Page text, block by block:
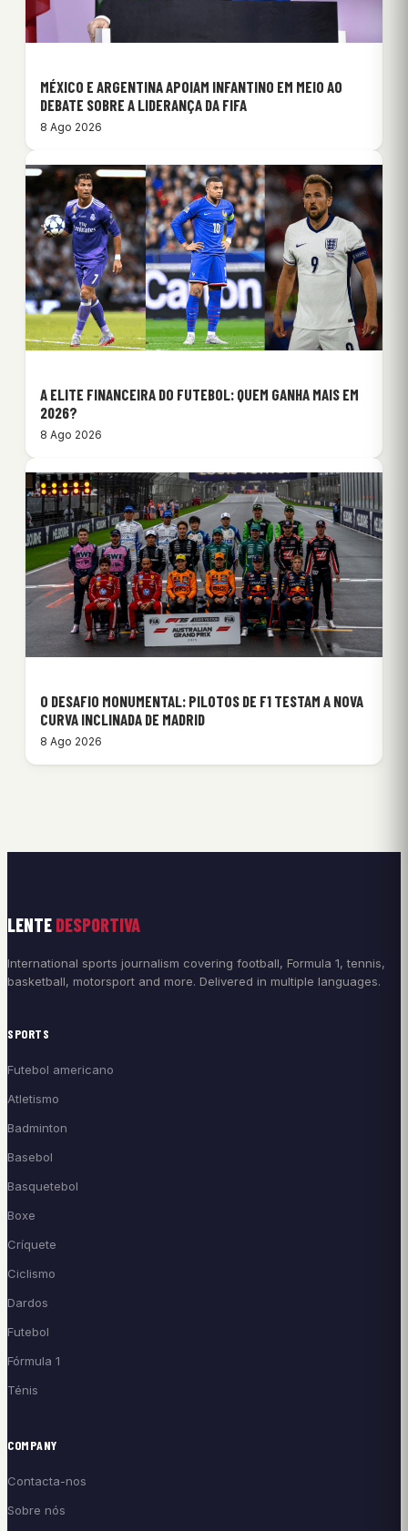
MÉXICO E ARGENTINA APOIAM INFANTINO EM MEIO AO
DEBATE SOBRE A LIDERANÇA DA FIFA
8 Ago 2026
A ELITE FINANCEIRA DO FUTEBOL: QUEM GANHA MAIS EM
2026?
8 Ago 2026
O DESAFIO MONUMENTAL: PILOTOS DE F1 TESTAM A NOVA
CURVA INCLINADA DE MADRID
8 Ago 2026
LENTE DESPORTIVA
International sports journalism covering football, Formula 1, tennis,
basketball, motorsport and more. Delivered in multiple languages.
SPORTS
Futebol americano
Atletismo
Badminton
Basebol
Basquetebol
Boxe
Críquete
Ciclismo
Dardos
Futebol
Fórmula 1
Ténis
COMPANY
Contacta-nos
Sobre nós